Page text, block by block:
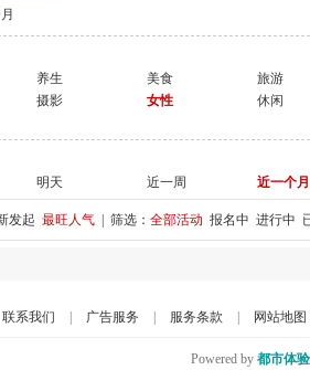
养生 美食
旅游
摄影 女性
休闲
明天 近一周 近一个月
发起 最旺人气 | 筛选： 全部活动 报名中 进行中
联系我们 广告服务 服务条款 网站地图
Powered by 都市体